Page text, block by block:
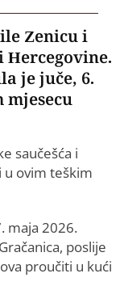
Zenicu i
Hercegovine.
je juče, 6.
mjesecu
saučešća i
ovim teškim
maja 2026.
poslije
proučiti u kući